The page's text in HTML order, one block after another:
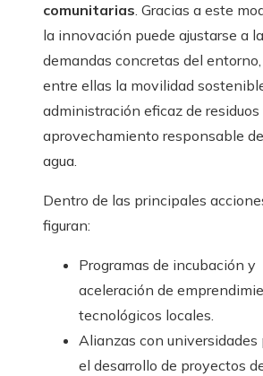
comunitarias. Gracias a este
la innovación puede ajustarse a
demandas concretas del entorno,
entre ellas la movilidad
administración eficaz de residuos
aprovechamiento responsable
agua.
Dentro de las principales
figuran:
Programas de incubación y
aceleración de
tecnológicos locales.
Alianzas con universidades
el desarrollo de proyectos